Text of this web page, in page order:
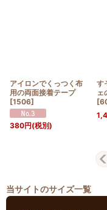
アイロンでくっつく布
用の両面接着テープ
[1506]
380円(税別)
す
ェ
[
当サイトのサイズ一覧